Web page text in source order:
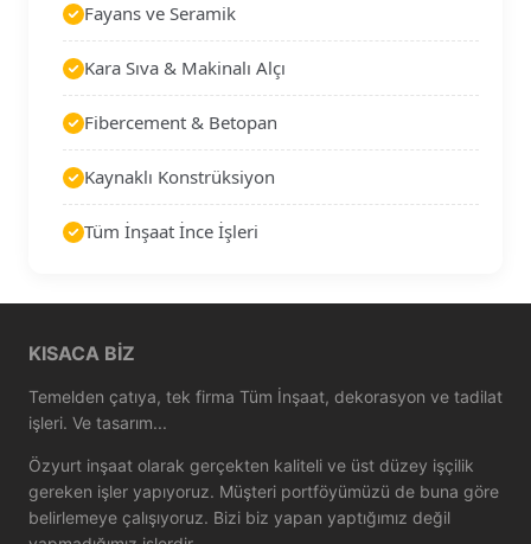
Fayans ve Seramik
Kara Sıva & Makinalı Alçı
Fibercement & Betopan
Kaynaklı Konstrüksiyon
Tüm İnşaat İnce İşleri
KISACA BIZ
Temelden çatıya, tek firma Tüm İnşaat, dekorasyon ve tadilat
işleri. Ve tasarım...
Özyurt inşaat olarak gerçekten kaliteli ve üst düzey işçilik
gereken işler yapıyoruz. Müşteri portföyümüzü de buna göre
belirlemeye çalışıyoruz. Bizi biz yapan yaptığımız değil